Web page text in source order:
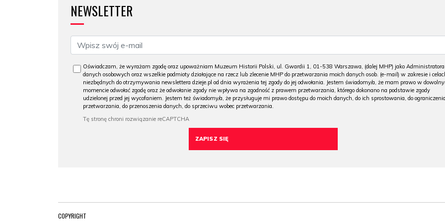
NEWSLETTER
Oświadczam, że wyrażam zgodę oraz upoważniam Muzeum Historii Polski, ul. Gwardii 1, 01-538 Warszawa, (dalej MHP) jako Administratora
danych osobowych oraz wszelkie podmioty działające na rzecz lub zlecenie MHP do przetwarzania moich danych osob. (e-mail) w zakresie i
niezbędnych do otrzymywania newslettera dzieje.pl od dnia wyrażenia tej zgody do jej odwołania. Jestem świadomy/a, że mam prawo w
momencie odwołać zgodę oraz że odwołanie zgody nie wpływa na zgodność z prawem przetwarzania, którego dokonano na podstawie zgody
udzielonej przed jej wycofaniem. Jestem też świadomy/a, że przysługuje mi prawo dostępu do moich danych, do ich sprostowania, do ograniczenia
przetwarzania, do przenoszenia danych, do sprzeciwu wobec przetwarzania.
COPYRIGHT